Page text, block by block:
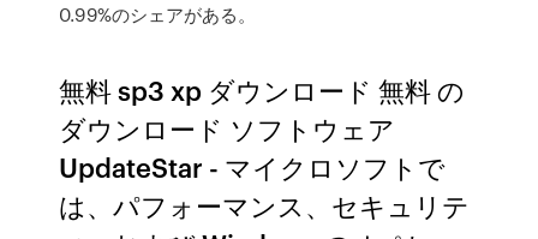
0.99%のシェアがある。
無料 sp3 xp ダウンロード 無料 の
ダウンロード ソフトウェア
UpdateStar - マイクロソフトで
は、パフォーマンス、セキュリテ